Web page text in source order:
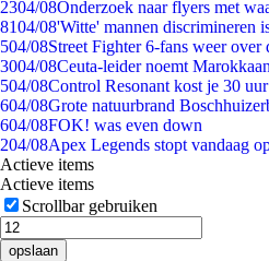
2304/08Onderzoek naar flyers met
8104/08'Witte' mannen discrimineren
504/08Street Fighter 6-fans weer
3004/08Ceuta-leider noemt
504/08Control Resonant kost je 30
604/08Grote natuurbrand
604/08FOK! was even down
204/08Apex Legends stopt vandaag
Actieve items
Actieve items
Scrollbar gebruiken
opslaan